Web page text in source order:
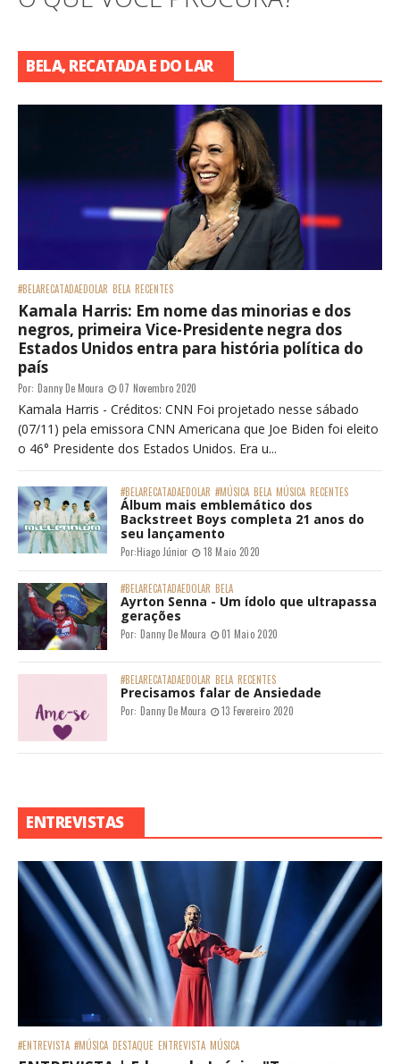
BELA, RECATADA E DO LAR
#BELARECATADAEDOLAR BELA RECENTES
Kamala Harris: Em nome das minorias e dos
negros, primeira Vice-Presidente negra dos
Estados Unidos entra para história política do
país
Por: Danny De Moura 07 Novembro 2020
Kamala Harris - Créditos: CNN Foi projetado nesse sábado
(07/11) pela emissora CNN Americana que Joe Biden foi eleito
o 46° Presidente dos Estados Unidos. Era u...
#BELARECATADAEDOLAR #MÚSICA BELA MÚSICA RECENTES
Álbum mais emblemático dos
Backstreet Boys completa 21 anos do
seu lançamento
Por:Hiago Júnior 18 Maio 2020
#BELARECATADAEDOLAR BELA
Ayrton Senna - Um ídolo que ultrapassa
gerações
Por: Danny De Moura 01 Maio 2020
#BELARECATADAEDOLAR BELA RECENTES
Precisamos falar de Ansiedade
Por: Danny De Moura 13 Fevereiro 2020
ENTREVISTAS
#ENTREVISTA #MÚSICA DESTAQUE ENTREVISTA MÚSICA